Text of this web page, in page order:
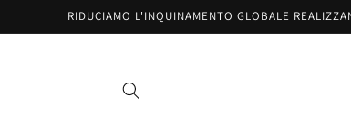
Salta alRIDUCIAMO L'INQUINAMENTO GLOBALE